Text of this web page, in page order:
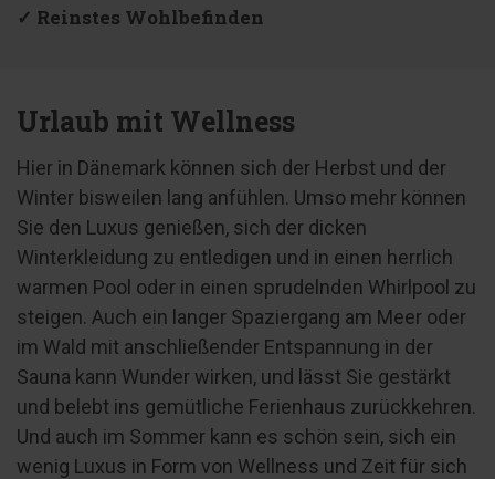
✓ Reinstes Wohlbefinden
Urlaub mit Wellness
Hier in Dänemark können sich der Herbst und der
Winter bisweilen lang anfühlen. Umso mehr können
Sie den Luxus genießen, sich der dicken
Winterkleidung zu entledigen und in einen herrlich
warmen Pool oder in einen sprudelnden Whirlpool zu
steigen. Auch ein langer Spaziergang am Meer oder
im Wald mit anschließender Entspannung in der
Sauna kann Wunder wirken, und lässt Sie gestärkt
und belebt ins gemütliche Ferienhaus zurückkehren.
Und auch im Sommer kann es schön sein, sich ein
wenig Luxus in Form von Wellness und Zeit für sich